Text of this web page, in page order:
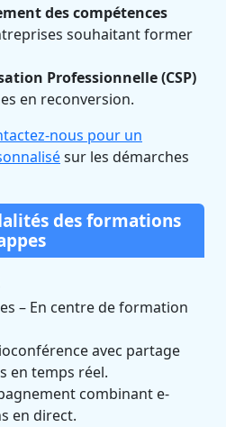
des compétences
souhaitant former
Professionnelle (CSP)
en reconversion.
nous pour un
sur les démarches
des formations
– En centre de formation
avec partage
en temps réel.
combinant e-
en direct.